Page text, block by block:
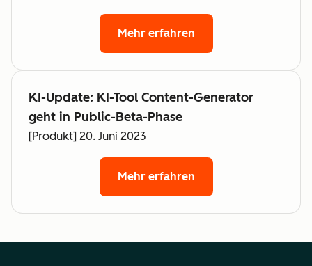
Mehr erfahren
KI-Update: KI-Tool Content-Generator
geht in Public-Beta-Phase
[Produkt] 20. Juni 2023
Mehr erfahren